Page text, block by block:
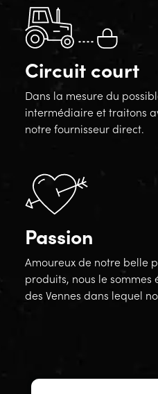
Circuit court
Dans la mesure du
intermédiaire et traitons
notre fournisseur direct.
Passion
Amoureux de notre belle
produits, nous le
des Vennes dans lequel